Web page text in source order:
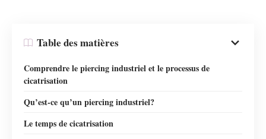
Table des matières
Comprendre le piercing industriel et le processus de
cicatrisation
Qu’est-ce qu’un piercing industriel?
Le temps de cicatrisation